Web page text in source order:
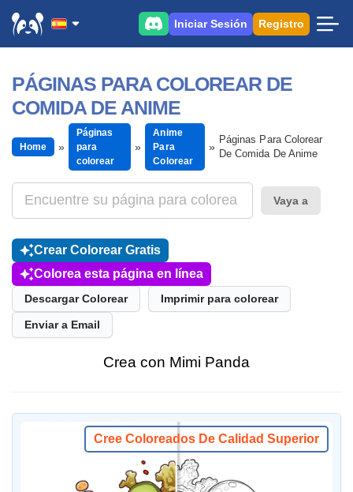
Iniciar Sesión Registro
PÁGINAS PARA COLOREAR DE
COMIDA DE ANIME
Home
Páginas
para
colorear
Anime
Para
Colorear
Páginas Para Colorear
De Comida De Anime
Vaya a
Crear Colorear Gratis
Colorea esta página en línea
Descargar Colorear Imprimir para colorear
Enviar a Email
Crea con Mimi Panda
Cree Coloreados De Calidad Superior